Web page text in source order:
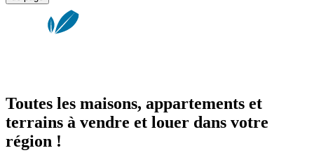
Toutes les maisons, appartements et
terrains à vendre et louer dans votre
région !